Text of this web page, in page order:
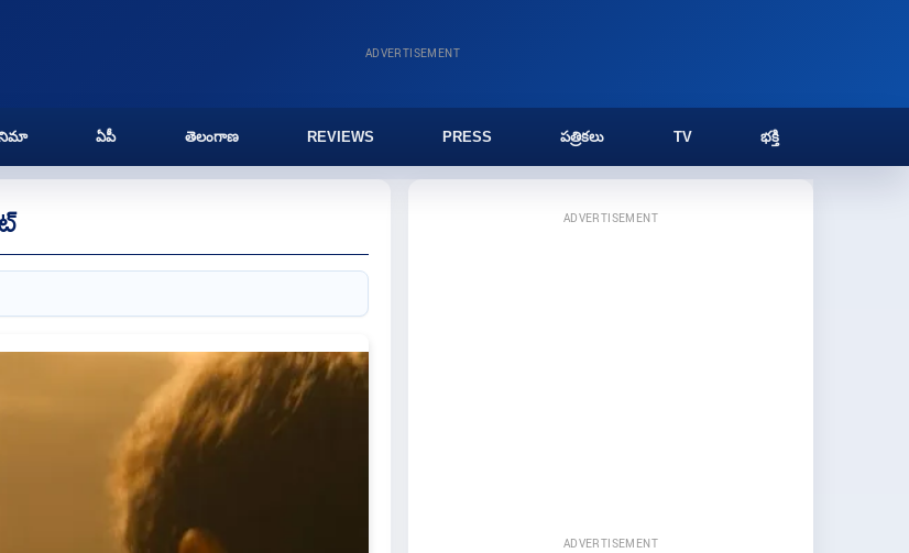
ADVERTISEMENT
ఏపీ తెలంగాణ REVIEWS PRESS పత్రికలు TV భక్తి
ADVERTISEMENT
ADVERTISEMENT